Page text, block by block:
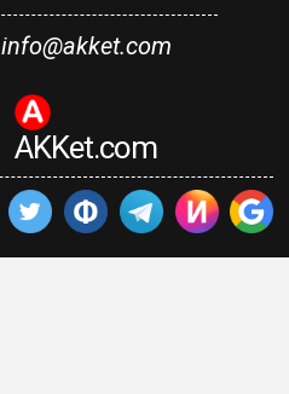
info@akket.com
AKKet.com